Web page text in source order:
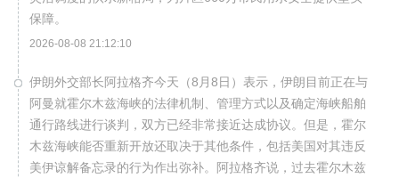
保障。
2026-08-08 21:12:10
伊朗外交部长阿拉格齐今天（8月8日）表示，伊朗目前正在与
阿曼就霍尔木兹海峡的法律机制、管理方式以及确定海峡船舶
通行路线进行谈判，双方已经非常接近达成协议。但是，霍尔
木兹海峡能否重新开放还取决于其他条件，包括美国对其违反
美伊谅解备忘录的行为作出弥补。阿拉格齐说，过去霍尔木兹